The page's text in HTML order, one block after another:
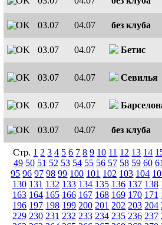
03.07 04.07 без клуба
03.07 04.07 Бетис
03.07 04.07 Севилья
03.07 04.07
03.07 04.07 без клуба
Стр. 1 2 3 4 5 6 7 8 9 10 11 12 13 14
49 50 51 52 53 54 55 56 57 58 59 60
95 96 97 98 99 100 101 102 103 104
130 131 132 133 134 135 136 137 138
163 164 165 166 167 168 169 170 171
196 197 198 199 200 201 202 203 204
229 230 231 232 233 234 235 236 237